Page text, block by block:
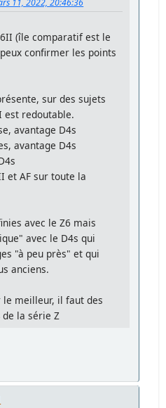
11, 2022, 20:46:36
(île comparatif est le
confirmer les points
sur des sujets
est redoutable.
avantage D4s
avantage D4s
et AF sur toute la
avec le Z6 mais
avec le D4s qui
"à peu près" et qui
anciens.
meilleur, il faut des
la série Z